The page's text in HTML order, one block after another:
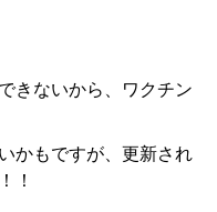
きないから、ワクチン
かもですが、更新され
！